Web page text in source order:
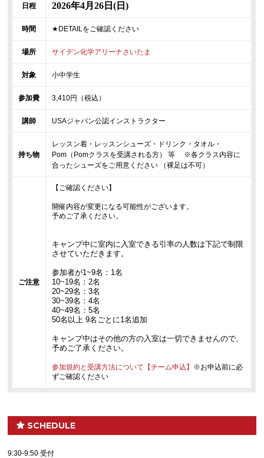
日程 2026年4月26日(日)
時間 ★DETAILをご確認ください
場所 サイデン化学アリーナさいたま
対象 小中学生
参加費 3,410円（税込）
講師 USAジャパン公認インストラクター
持ち物
レッスン着・レッスンシューズ・ドリンク・タオル・
Pom（Pomクラスを受講される方） 等 ※各クラス内容に
合ったシューズをご用意ください （裸足は不可）
ご注意
【ご確認ください】
開催内容が変更になる可能性がございます。
予めご了承ください。
キャンプ中に室内に入室できる引率の人数は下記で制限
させていただきます。
参加者が1~9名：1名
10~19名：2名
20~29名：3名
30~39名：4名
40~49名：5名
50名以上 9名ごとに1名追加
キャンプ中はその他の方の入室は一切できませんので、
予めご了承ください。
参加規約と受講方法について【チーム申込】 ※お申込前に必
ずご確認ください
SCHEDULE
9:30-9:50 受付